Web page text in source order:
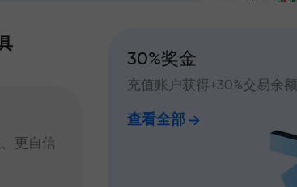
更自信
30%奖金
充值账户获得+30%交易余额
查看全部